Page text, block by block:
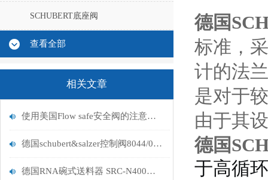
SCHUBERT底座阀
查看全部
相关文章
使用美国Flow safe安全阀的注意事项全解析
德国schubert&salzer控制阀8044/050VE0101M
德国RNA碗式送料器 SRC-N400产品介绍
德国
标准，
计的法
是对于
由于其
德国
于高循